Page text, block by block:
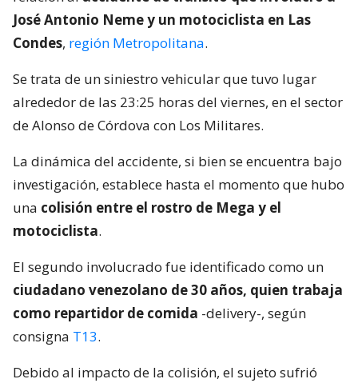
José Antonio Neme y un motociclista en Las
Condes, región Metropolitana.
Se trata de un siniestro vehicular que tuvo lugar
alrededor de las 23:25 horas del viernes, en el sector
de Alonso de Córdova con Los Militares.
La dinámica del accidente, si bien se encuentra bajo
investigación, establece hasta el momento que hubo
una colisión entre el rostro de Mega y el
motociclista.
El segundo involucrado fue identificado como un
ciudadano venezolano de 30 años, quien trabaja
como repartidor de comida -delivery-, según
consigna T13.
Debido al impacto de la colisión, el sujeto sufrió